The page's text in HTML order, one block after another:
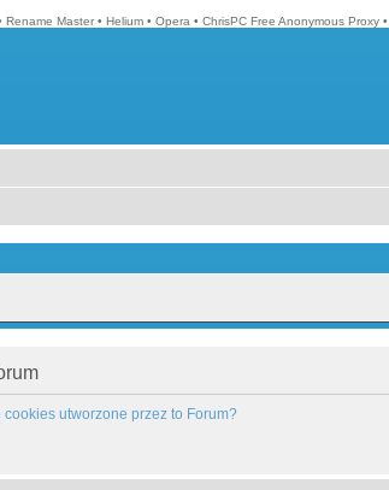
Rename Master • Helium • Opera • ChrisPC Free Anonymous Proxy •
utworzone przez to Forum?